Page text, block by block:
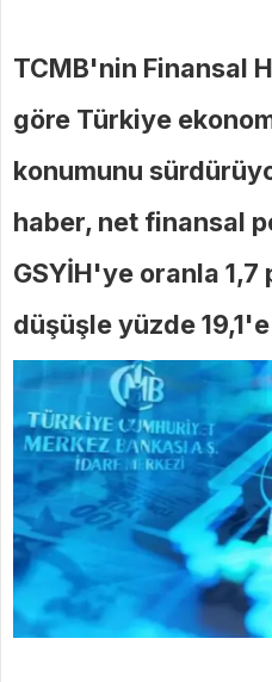
TCMB'nin Finansal
göre Türkiye
konumunu
haber, net finansal
GSYİH'ye oranla 1,7
düşüşle yüzde